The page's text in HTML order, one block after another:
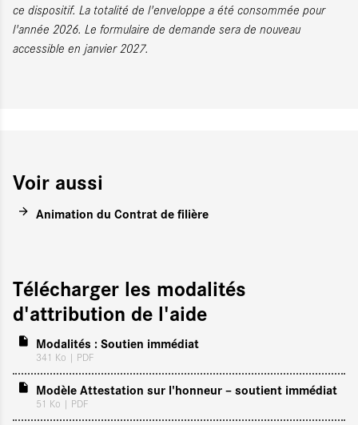
ce dispositif. La totalité de l'enveloppe a été consommée pour
l'année 2026. Le formulaire de demande sera de nouveau
accessible en janvier 2027.
Voir aussi
Animation du Contrat de filière
Télécharger les modalités
d'attribution de l'aide
Modalités : Soutien immédiat
341 Ko | PDF
Modèle Attestation sur l'honneur – soutient immédiat
51 Ko | PDF